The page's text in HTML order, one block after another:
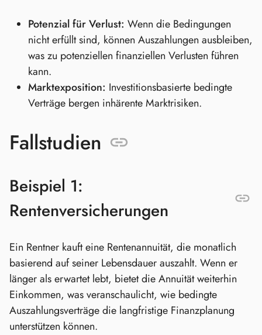
Potenzial für Verlust: Wenn die Bedingungen
nicht erfüllt sind, können Auszahlungen ausbleiben,
was zu potenziellen finanziellen Verlusten führen
kann.
Marktexposition: Investitionsbasierte bedingte
Verträge bergen inhärente Marktrisiken.
Fallstudien
Beispiel 1:
Rentenversicherungen
Ein Rentner kauft eine Rentenannuität, die monatlich
basierend auf seiner Lebensdauer auszahlt. Wenn er
länger als erwartet lebt, bietet die Annuität weiterhin
Einkommen, was veranschaulicht, wie bedingte
Auszahlungsverträge die langfristige Finanzplanung
unterstützen können.